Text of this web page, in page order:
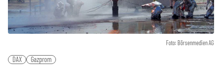
Foto: Börsenmedien AG
DAX Gazprom